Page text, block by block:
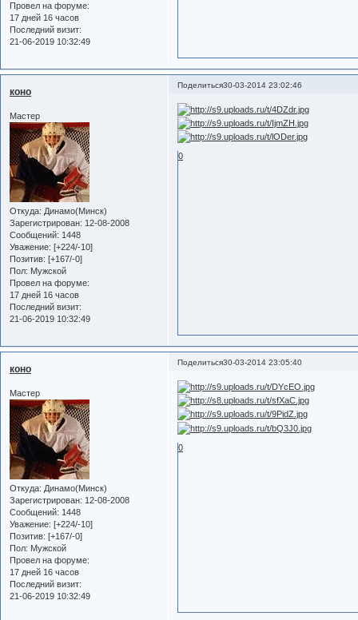
Провел на форуме:
17 дней 16 часов
Последний визит:
21-06-2019 10:32:49
Поделиться30-03-2014 23:02:46
коно
Мастер
Откуда: Динамо(Минск)
Зарегистрирован: 12-08-2008
Сообщений: 1448
Уважение: [+224/-10]
Позитив: [+167/-0]
Пол: Мужской
Провел на форуме:
17 дней 16 часов
Последний визит:
21-06-2019 10:32:49
0
Поделиться30-03-2014 23:05:40
коно
Мастер
Откуда: Динамо(Минск)
Зарегистрирован: 12-08-2008
Сообщений: 1448
Уважение: [+224/-10]
Позитив: [+167/-0]
Пол: Мужской
Провел на форуме:
17 дней 16 часов
Последний визит:
21-06-2019 10:32:49
0